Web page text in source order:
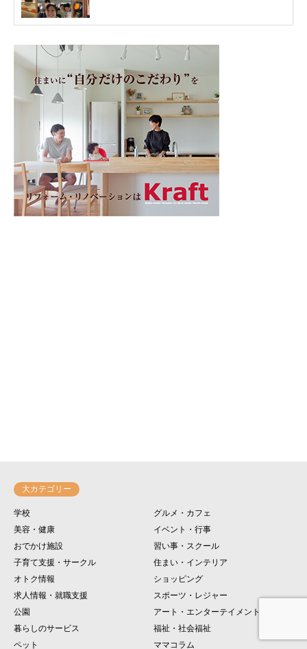
大カテゴリー
学校
グルメ・カフェ
美容・健康
イベント・行事
おでかけ施設
習い事・スクール
子育て支援・サークル
住まい・インテリア
オトク情報
ショッピング
求人情報・就職支援
スポーツ・レジャー
公園
アート・エンターテイメント
暮らしのサービス
福祉・社会福祉
ペット
ママコラム